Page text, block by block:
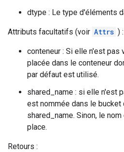
dtype : Le type d'éléments
Attributs facultatifs (voir Attrs ) :
conteneur : Si elle n'est pas
placée dans le conteneur
par défaut est utilisé.
shared_name : si elle n'est
est nommée dans le bucket
shared_name. Sinon, le
place.
Retours :